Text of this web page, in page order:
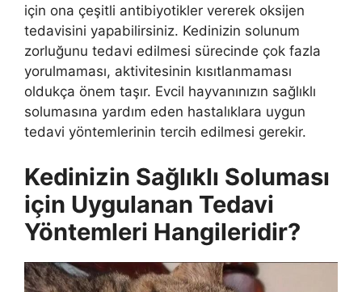
için ona çeşitli antibiyotikler vererek oksijen
tedavisini yapabilirsiniz. Kedinizin solunum
zorluğunu tedavi edilmesi sürecinde çok fazla
yorulmaması, aktivitesinin kısıtlanmaması
oldukça önem taşır. Evcil hayvanınızın sağlıklı
solumasına yardım eden hastalıklara uygun
tedavi yöntemlerinin tercih edilmesi gerekir.
Kedinizin Sağlıklı Soluması
için Uygulanan Tedavi
Yöntemleri Hangileridir?